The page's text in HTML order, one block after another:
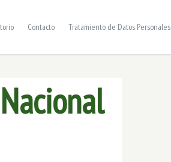
Contacto Tratamiento de Datos Personales